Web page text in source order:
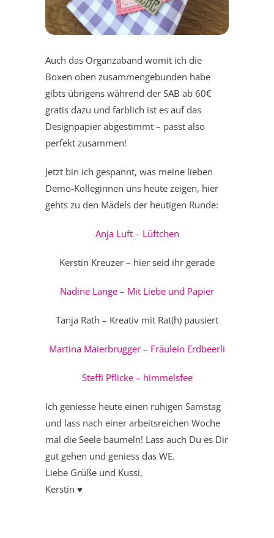
Auch das Organzaband womit ich die
Boxen oben zusammengebunden habe
gibts übrigens während der SAB ab 60€
gratis dazu und farblich ist es auf das
Designpapier abgestimmt – passt also
perfekt zusammen!
Jetzt bin ich gespannt, was meine lieben
Demo-Kolleginnen uns heute zeigen, hier
gehts zu den Mädels der heutigen Runde:
Anja Luft – Lüftchen
Kerstin Kreuzer – hier seid ihr gerade
Nadine Lange – Mit Liebe und Papier
Tanja Rath – Kreativ mit Rat(h) pausiert
Martina Maierbrugger – Fräulein Erdbeerli
Steffi Pflicke – himmelsfee
Ich geniesse heute einen ruhigen Samstag
und lass nach einer arbeitsreichen Woche
mal die Seele baumeln! Lass auch Du es Dir
gut gehen und geniess das WE.
Liebe Grüße und Kussi,
Kerstin ♥